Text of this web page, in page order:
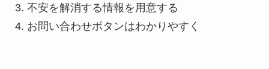
不安を解消する情報を用意する
お問い合わせボタンはわかりやすく